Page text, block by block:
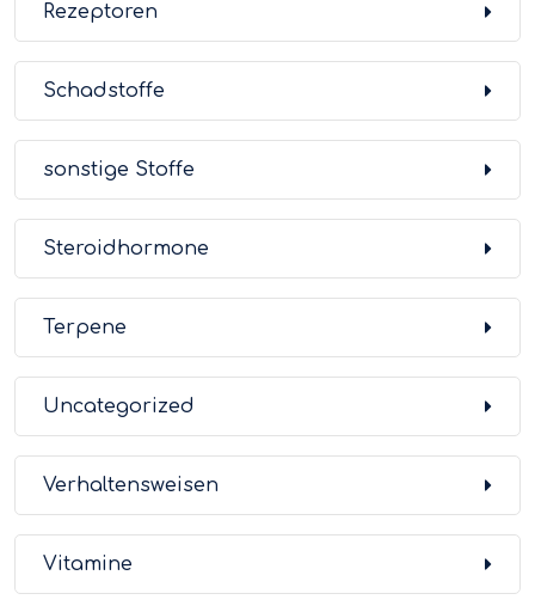
Rezeptoren
Schadstoffe
sonstige Stoffe
Steroidhormone
Terpene
Uncategorized
Verhaltensweisen
Vitamine